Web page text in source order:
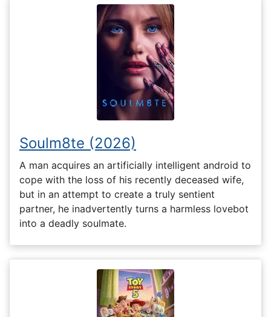
Soulm8te (2026)
A man acquires an artificially intelligent android to
cope with the loss of his recently deceased wife,
but in an attempt to create a truly sentient
partner, he inadvertently turns a harmless lovebot
into a deadly soulmate.